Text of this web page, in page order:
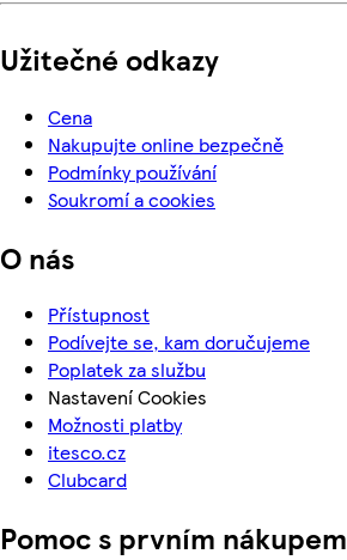
Užitečné odkazy
Cena
Nakupujte online bezpečně
Podmínky používání
Soukromí a cookies
O nás
Přístupnost
Podívejte se, kam doručujeme
Poplatek za službu
Nastavení Cookies
Možnosti platby
itesco.cz
Clubcard
Pomoc s prvním nákupem